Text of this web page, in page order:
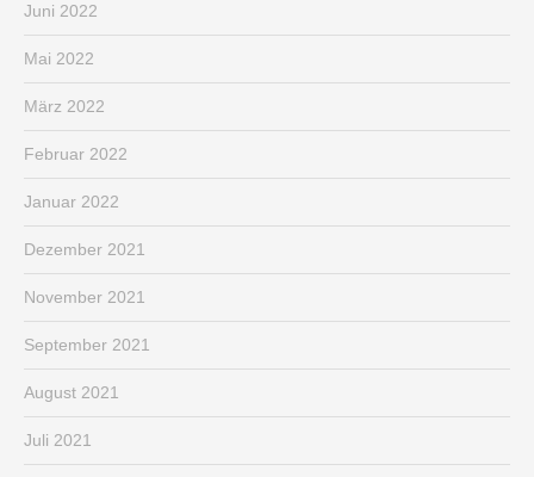
Juni 2022
Mai 2022
März 2022
Februar 2022
Januar 2022
Dezember 2021
November 2021
September 2021
August 2021
Juli 2021